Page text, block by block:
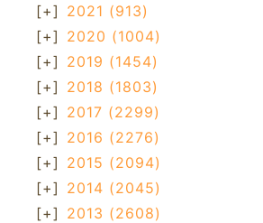
[+] 2021 (913)
[+] 2020 (1004)
[+] 2019 (1454)
[+] 2018 (1803)
[+] 2017 (2299)
[+] 2016 (2276)
[+] 2015 (2094)
[+] 2014 (2045)
[+] 2013 (2608)